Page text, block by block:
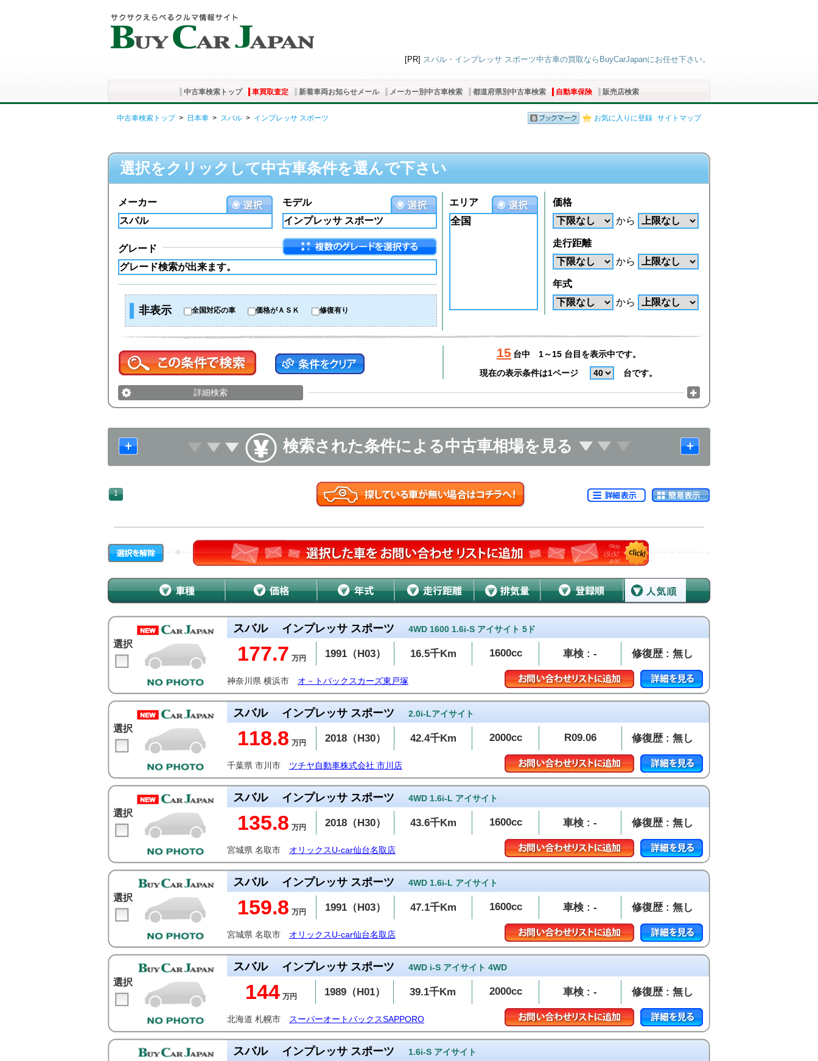
[PR] スバル・インプレッサ スポーツ中古車の買取ならBuyCarJapanにお任せ下さい。
中古車検索トップ 車買取査定 新着車両お知らせメール メーカー別中古車検索 都道府県別中古車検索 自動車保険 販売店検索
お気に入りに登録 サイトマップ
中古車検索トップ> 日本車 > スバル > インプレッサ スポーツ
選択をクリックして中古車条件を選んで下さい
モデル
メーカー
グレード
非表示 全国対応の車 価格がＡＳＫ 修復有り
エリア
全国
価格
から
走行距離
から
年式
から
15 台中
1～15 台目を表示中です。
現在の表示条件は1ページ
台です。
詳細検索
検索された条件による中古車相場を見る
1
選択
スバル インプレッサ スポーツ 4WD 1600 1.6i-S アイサイト 5ド
177.7 万円 1991（H03） 16.5千Km 1600cc 車検 : - 修復歴 : 無し
神奈川県 横浜市 オ－トバックスカーズ東戸塚
選択
スバル インプレッサ スポーツ 2.0i-Lアイサイト
118.8 万円 2018（H30） 42.4千Km 2000cc R09.06 修復歴 : 無し
千葉県 市川市 ツチヤ自動車株式会社 市川店
選択
スバル インプレッサ スポーツ 4WD 1.6i-L アイサイト
135.8 万円 2018（H30） 43.6千Km 1600cc 車検 : - 修復歴 : 無し
宮城県 名取市 オリックスU-car仙台名取店
選択
スバル インプレッサ スポーツ 4WD 1.6i-L アイサイト
159.8 万円 1991（H03） 47.1千Km 1600cc 車検 : - 修復歴 : 無し
宮城県 名取市 オリックスU-car仙台名取店
選択
スバル インプレッサ スポーツ 4WD i-S アイサイト 4WD
144 万円 1989（H01） 39.1千Km 2000cc 車検 : - 修復歴 : 無し
北海道 札幌市 スーパーオートバックスSAPPORO
スバル インプレッサ スポーツ 1.6i-S アイサイト